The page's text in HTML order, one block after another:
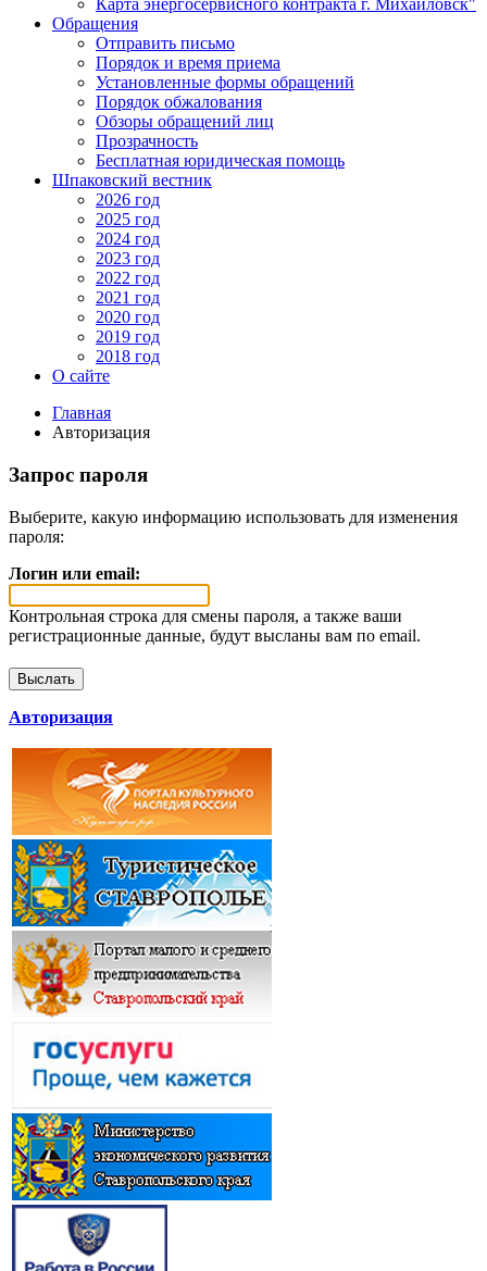
Карта энергосервисного контракта г. Михайловск"
Обращения
Отправить письмо
Порядок и время приема
Установленные формы обращений
Порядок обжалования
Обзоры обращений лиц
Прозрачность
Бесплатная юридическая помощь
Шпаковский вестник
2026 год
2025 год
2024 год
2023 год
2022 год
2021 год
2020 год
2019 год
2018 год
О сайте
Главная
Авторизация
Запрос пароля
Выберите, какую информацию использовать для изменения
пароля:
Логин или email:
Контрольная строка для смены пароля, а также ваши
регистрационные данные, будут высланы вам по email.
Авторизация